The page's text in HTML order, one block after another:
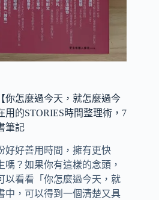
你怎麼過今天，就怎麼過今
的STORIES時間整理術，7
筆記
好好善用時間，擁有更快
？如果你有這樣的念頭，
以看看「你怎麼過今天，就
中，可以得到一個清楚又具